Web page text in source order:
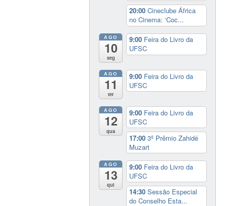
20:00Cineclube África
no Cinema: ‘Coc...
AGO
10
seg
9:00 Feira do Livro da
UFSC
AGO
11
ter
9:00 Feira do Livro da
UFSC
AGO
12
qua
9:00 Feira do Livro da
UFSC
17:003º Prêmio Zahidé
Muzart
AGO
13
qui
9:00 Feira do Livro da
UFSC
14:30Sessão Especial
do Conselho Esta...